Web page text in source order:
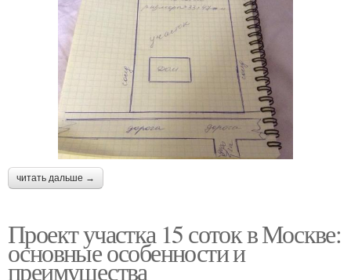
читать дальше →
Проект участка 15 соток в Москве:
основные особенности и
преимущества